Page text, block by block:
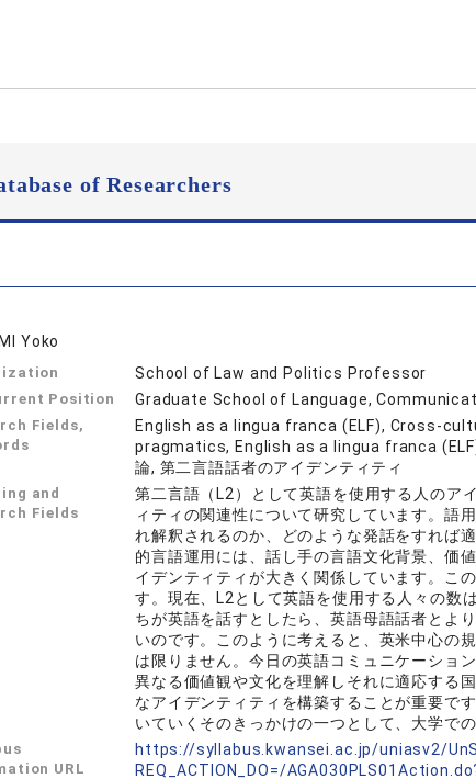
of Researchers
Yoko
School of Law and Politics Professor
Position Graduate School of Language,
Fields,
English as a lingua franca (ELF), Cross-
pragmatics, English as a lingua franca
論, 第二言語話者のアイデンティティ
and
Fields
第二言語（L2）として英語を使用する人のア
ィティの関連性について研究しています。語
れ解釈されるのか、どのような発話をすれば
的言語運用には、話し手の言語文化背景、価
イデンティティが大きく関係しています。こ
す。現在、L2として英語を使用する人々の数
ちが英語を話すとしたら、英語母語話者とよ
いのです。このように考えると、英米中心の
は限りません。今日の英語コミュニケーショ
異なる価値観や文化を理解しそれに適応する
なアイデンティティを構築することが重要で
いていくそのきっかけの一つとして、大学で
URL
https://syllabus.kwansei.ac.jp/uniasv2/
REQ_ACTION_DO=/